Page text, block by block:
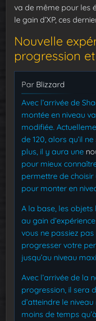
va de même pour les
le gain d’XP, ces
Nouvelle
progression
Par Blizzard
Avec l’arrivée de
montée en niveau
modifiée.
de 120, alors qu’il
plus, il y aura une
pour mieux
permettre de
pour monter en
A la base, les
au gain
vous ne passiez
progresser votre
jusqu’au niveau
Avec l’arrivée de la
progression, il sera
d’atteindre le
moins de temps